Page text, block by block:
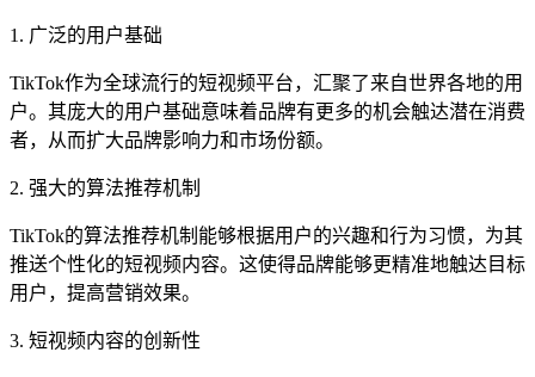
1. 广泛的用户基础
TikTok作为全球流行的短视频平台，汇聚了来自世界各地的用
户。其庞大的用户基础意味着品牌有更多的机会触达潜在消费
者，从而扩大品牌影响力和市场份额。
2. 强大的算法推荐机制
TikTok的算法推荐机制能够根据用户的兴趣和行为习惯，为其
推送个性化的短视频内容。这使得品牌能够更精准地触达目标
用户，提高营销效果。
3. 短视频内容的创新性